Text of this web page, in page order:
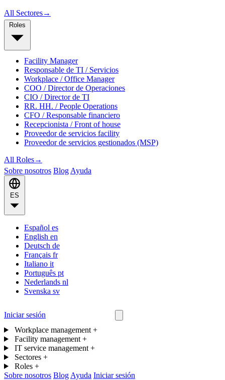
All Sectores→
Facility Manager
Responsable de TI / Servicios
Workplace / Office Manager
COO / Director de Operaciones
CIO / Director de TI
RR. HH. / People Operations
CFO / Responsable financiero
Recepcionista / Front of house
Proveedor de servicios facility
Proveedor de servicios gestionados (MSP)
All Roles→
Sobre nosotros Blog Ayuda
Español es
English en
Deutsch de
Français fr
Italiano it
Português pt
Nederlands nl
Svenska sv
Iniciar sesión
Workplace management +
Facility management +
IT service management +
Sectores +
Roles +
Sobre nosotros Blog Ayuda Iniciar sesión